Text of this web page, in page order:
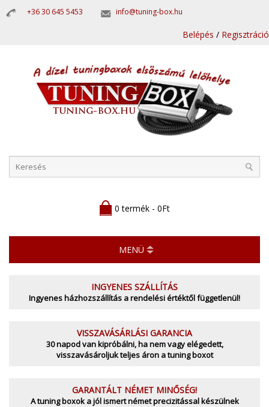
+36 30 645 5453 info@tuning-box.hu
Belépés / Regisztráció
0 termék - 0Ft
MENÜ
INGYENES SZÁLLÍTÁS
Ingyenes házhozszállítás a rendelési értéktől függetlenül!
VISSZAVÁSÁRLÁSI GARANCIA
30 napod van kipróbálni, ha nem vagy elégedett,
visszavásároljuk teljes áron a tuning boxot
GARANTÁLT NÉMET MINŐSÉG!
A tuning boxok a jól ismert német precizitással készülnek